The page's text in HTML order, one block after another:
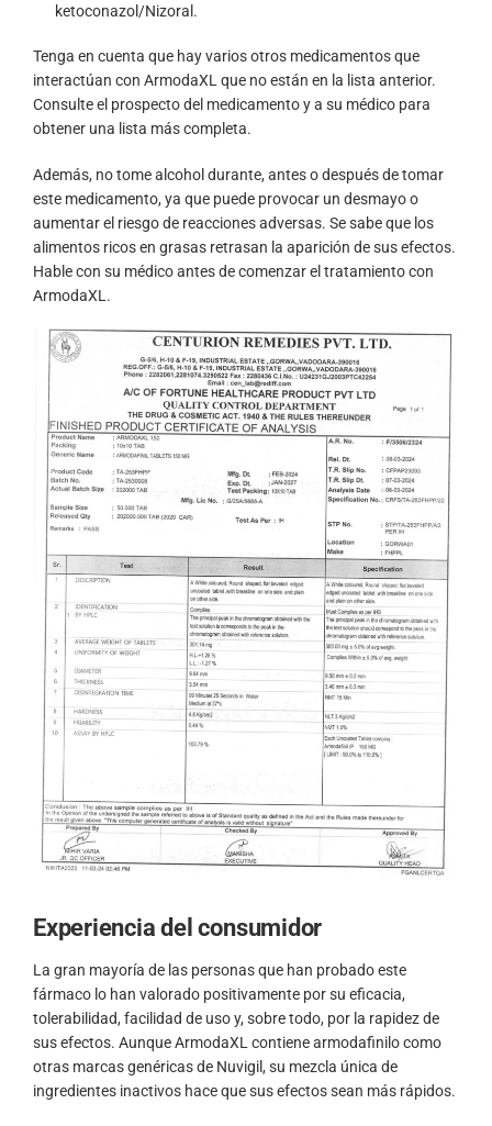
ketoconazol/Nizoral.
Tenga en cuenta que hay varios otros medicamentos que
interactúan con ArmodaXL que no están en la lista anterior.
Consulte el prospecto del medicamento y a su médico para
obtener una lista más completa.
Además, no tome alcohol durante, antes o después de tomar
este medicamento, ya que puede provocar un desmayo o
aumentar el riesgo de reacciones adversas. Se sabe que los
alimentos ricos en grasas retrasan la aparición de sus efectos.
Hable con su médico antes de comenzar el tratamiento con
ArmodaXL.
Experiencia del consumidor
La gran mayoría de las personas que han probado este
fármaco lo han valorado positivamente por su eficacia,
tolerabilidad, facilidad de uso y, sobre todo, por la rapidez de
sus efectos. Aunque ArmodaXL contiene armodafinilo como
otras marcas genéricas de Nuvigil, su mezcla única de
ingredientes inactivos hace que sus efectos sean más rápidos.